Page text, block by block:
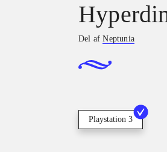
Del afNeptunia
Playstation 3